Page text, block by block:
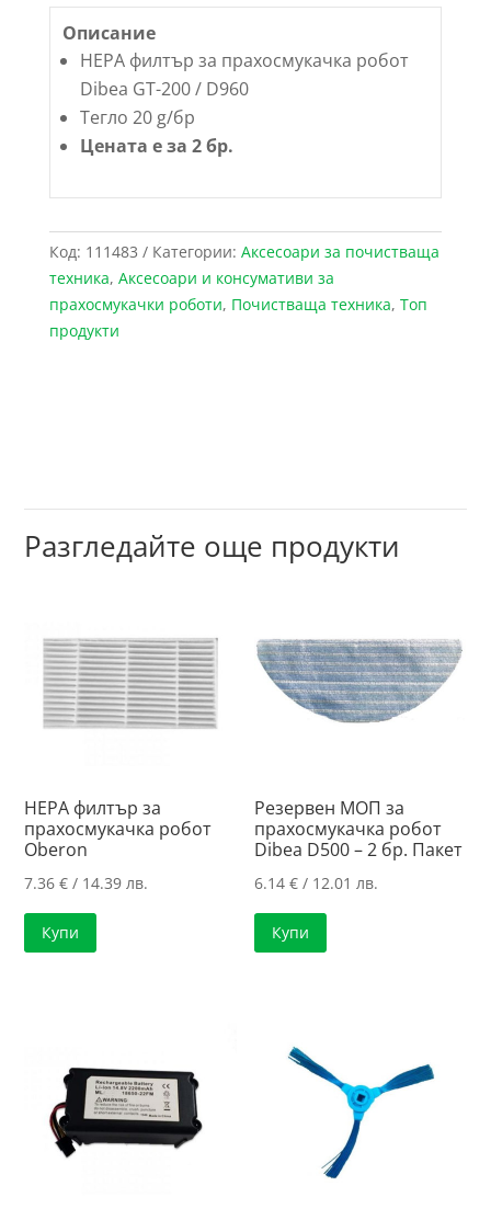
за
прахосмукачка
робот
Dibea
GT-
200
/
D960
-
бр.
Описание
HEPA филтър за прахосмукачка робот
Dibea GT-200 / D960
Тегло 20 g/бр
Цената е за 2 бр.
Код: 111483 Категории: Аксесоари за почистваща
техника, Аксесоари и консумативи за
прахосмукачки роботи, Почистваща техника, Топ
продукти
Разгледайте още продукти
HEPA филтър за
прахосмукачка робот
Oberon
7.36€ / 14.39 лв.
Купи
Резервен МОП за
прахосмукачка робот
Dibea D500 – 2 бр. Пакет
6.14€ / 12.01 лв.
Купи